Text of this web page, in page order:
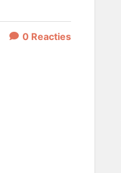
0 Reacties